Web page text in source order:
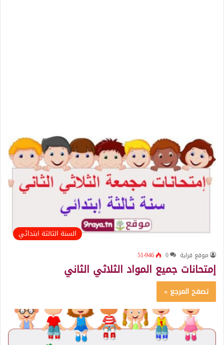
السنة الثالثة ابتدائي
موقع قراية 0 51٬946
إمتحانات جميع المواد الثلاثي الثاني
تصفح المرجع »